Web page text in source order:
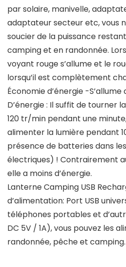
par solaire, manivelle,
adaptateur secteur etc, vous
soucier de la puissance
camping et en randonnée.
voyant rouge s’allume et le
lorsqu’il est complètement
Économie d’énergie -
D’énergie : Il suffit de tourner
120 tr/min pendant une
alimenter la lumière pendant
présence de batteries dans
électriques) ! Contrairement
elle a moins d’énergie.
Lanterne Camping USB
d’alimentation: Port USB
téléphones portables et
DC 5V / 1A), vous pouvez les
randonnée, pêche et camping.